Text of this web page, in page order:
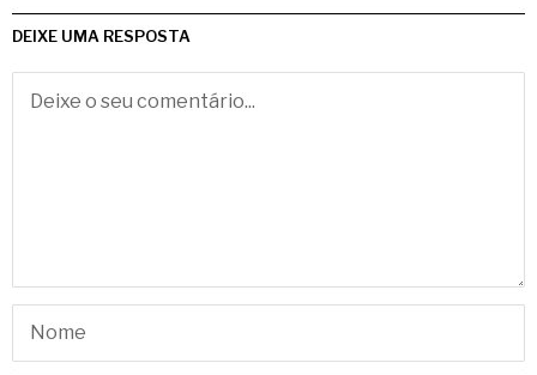
DEIXE UMA RESPOSTA